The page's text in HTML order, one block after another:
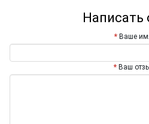
Написать
Ваше
Ваш